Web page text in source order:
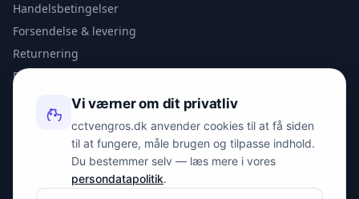
Handelsbetingelser
Forsendelse & levering
Returnering
Privatlivspolitik
KONTAKT
info@spyman.dk
Vi værner om dit privatliv
cctvengros.dk anvender cookies til at få siden
til at fungere, måle brugen og tilpasse indhold.
Du bestemmer selv — læs mere i vores
persondatapolitik.